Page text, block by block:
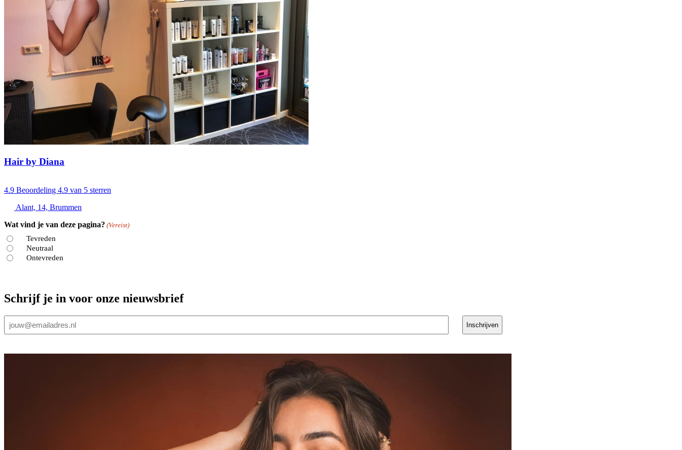
Hair by Diana
4.9 Beoordeling 4.9 van 5 sterren
Alant, 14, Brummen
Wat vind je van deze pagina? (Vereist)
Tevreden
Neutraal
Ontevreden
Schrijf je in voor onze nieuwsbrief
mailadres
Inschrijven